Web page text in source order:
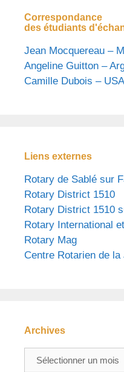
Correspondance
des étudiants
Jean Mocquereau –
Angeline Guitton –
Camille Dubois –
Liens externes
Rotary de Sablé sur
Rotary District 1510
Rotary District 1510
Rotary International
Rotary Mag
Centre Rotarien de la
Archives
Archives